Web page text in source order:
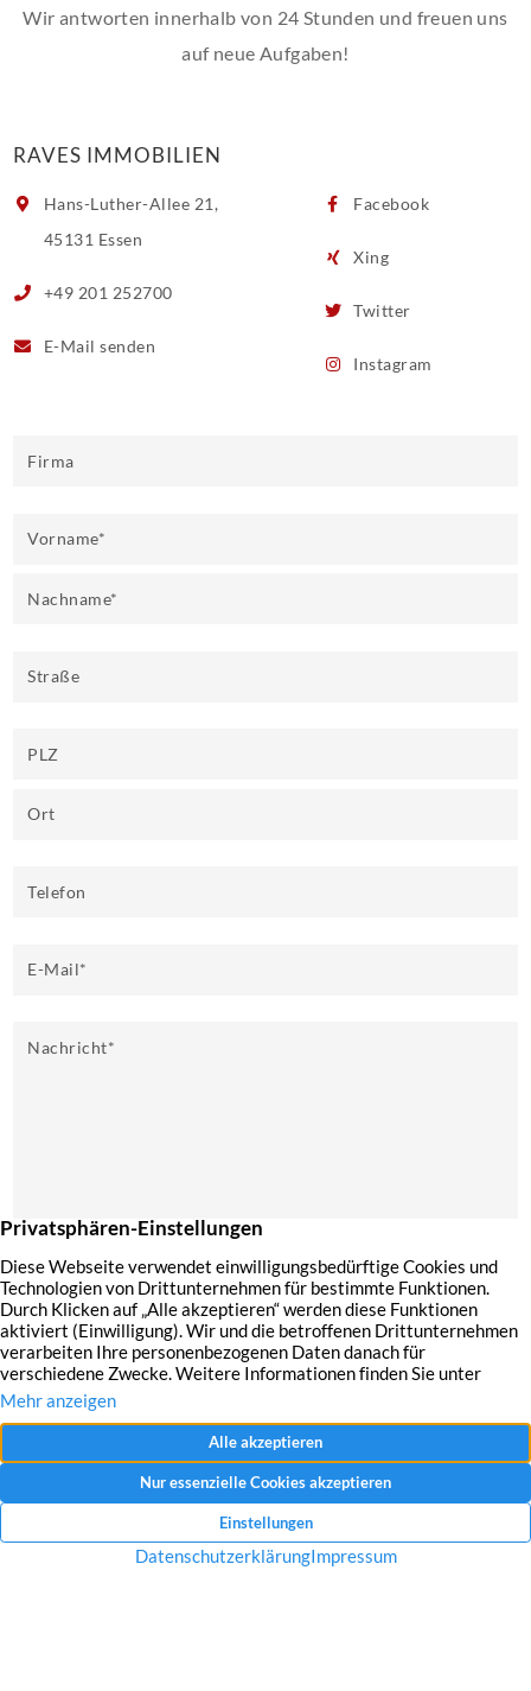
Wir antworten innerhalb von 24 Stunden und freuen uns
auf neue Aufgaben!
RAVES IMMOBILIEN
Hans-Luther-Allee 21,
45131 Essen
+49 201 252700
E-Mailsenden
Facebook
Xing
Twitter
Instagram
Firma
Vorname*
Nachname*
Straße
PLZ
Ort
Telefon
E-Mail*
Nachricht*
Mit dem Absenden Ihrer Anfrage erklären Sie sich mit der Erfassung, Speicherung
und Verwendung Ihrer angegebenen Daten zum Zweck der Bearbeitung Ihrer
Datenschutzerklärung und Widerrufshinweise